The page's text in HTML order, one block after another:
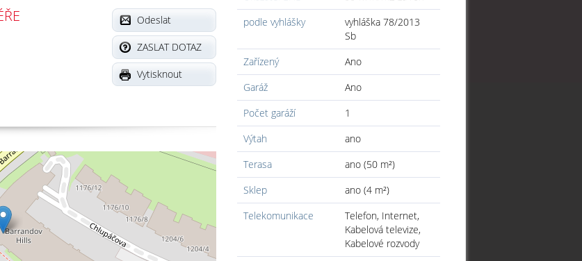
Odeslat
ZASLAT DOTAZ
Vytisknout
podle vyhlášky
vyhláška 78/2013
Sb
Zařízený
Ano
Garáž
Ano
Počet garáží
1
Výtah
ano
Terasa
ano (50 m²)
Sklep
ano (4 m²)
Telekomunikace
Telefon, Internet,
Kabelová televize,
Kabelové rozvody